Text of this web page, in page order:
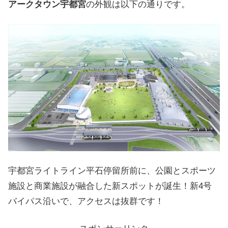
アークタウン宇都宮の外観は以下の通りです。
宇都宮ライトライン平石停留所前に、公園とスポーツ
施設と商業施設が融合した新スポットが誕生！新4号
バイパス沿いで、アクセスは抜群です！